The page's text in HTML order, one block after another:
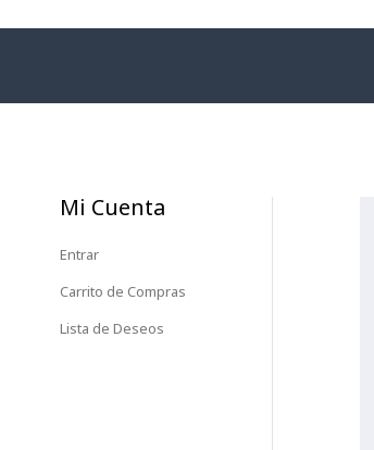
Mi Cuenta
Entrar
Carrito de Compras
Lista de Deseos